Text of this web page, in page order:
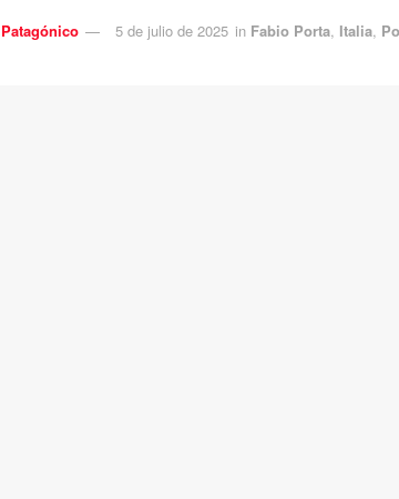
5 de julio de 2025 in Fabio Porta, Italia,